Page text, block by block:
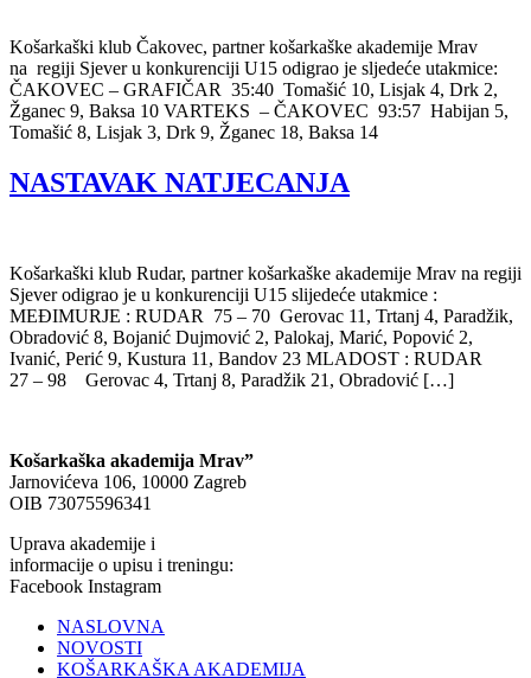
Košarkaški klub Čakovec, partner košarkaške akademije Mrav
na regiji Sjever u konkurenciji U15 odigrao je sljedeće utakmice:
ČAKOVEC – GRAFIČAR 35:40 Tomašić 10, Lisjak 4, Drk 2,
Žganec 9, Baksa 10 VARTEKS – ČAKOVEC 93:57 Habijan 5,
Tomašić 8, Lisjak 3, Drk 9, Žganec 18, Baksa 14
NASTAVAK NATJECANJA
Košarkaški klub Rudar, partner košarkaške akademije Mrav na regiji
Sjever odigrao je u konkurenciji U15 slijedeće utakmice :
MEĐIMURJE : RUDAR 75 – 70 Gerovac 11, Trtanj 4, Paradžik,
Obradović 8, Bojanić Dujmović 2, Palokaj, Marić, Popović 2,
Ivanić, Perić 9, Kustura 11, Bandov 23 MLADOST : RUDAR
27 – 98 Gerovac 4, Trtanj 8, Paradžik 21, Obradović […]
Košarkaška akademija Mrav”
Jarnovićeva 106, 10000 Zagreb
OIB 73075596341
Uprava akademije i
informacije o upisu i treningu:
Facebook Instagram
NASLOVNA
NOVOSTI
KOŠARKAŠKA AKADEMIJA